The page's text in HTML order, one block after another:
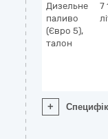
Дизельне
паливо
(Євро 5),
талон
7
+